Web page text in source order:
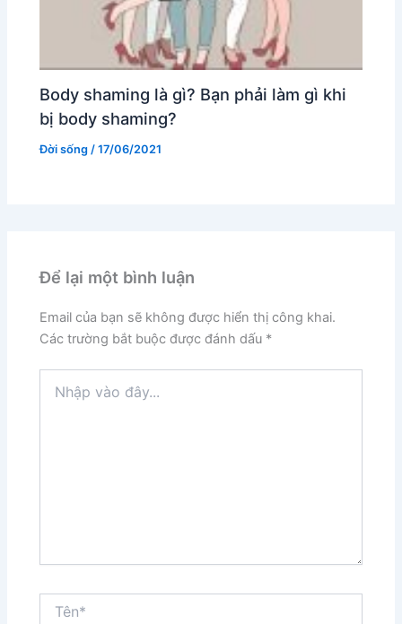
Body shaming là gì? Bạn phải làm gì khi
bị body shaming?
Đời sống /17/06/2021
Để lại một bình luận
Email của bạn sẽ không được hiển thị công khai.
Các trường bắt buộc được đánh dấu *
vào